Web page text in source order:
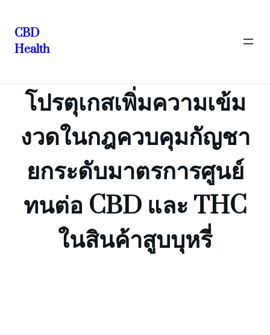
ข้าม
เนื้อหา
CBD
Health
โปรตุเกสเพิ่มความเข้ม
งวดในกฎควบคุมกัญชา
ยกระดับมาตรการศูนย์
ทนต่อ CBD และ THC
ในสินค้าสูบบุหรี่